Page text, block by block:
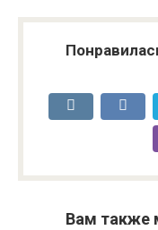
Вам также